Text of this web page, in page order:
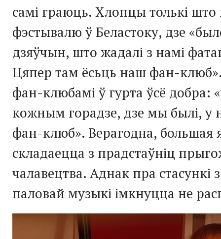
самі граюць. Хлопцы толькі што
фэстывалю ў Беластоку, дзе
дзяўчын, што жадалі з намі
Цяпер там ёсьць наш фан-клюб
фан-клюбаміў гурта ўсё
кожным горадзе, дзе мы былі, у
фан-клюб». Верагодна, большая
складаецца з прадстаўніц
чалавецтва. Аднак пра стасункі
паловай музыкі імкнуцца не